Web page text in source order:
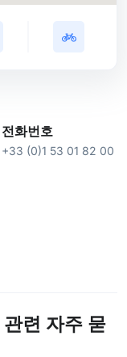
전화번호
+33 (0)1 53 01 82 00
관련 자주 묻